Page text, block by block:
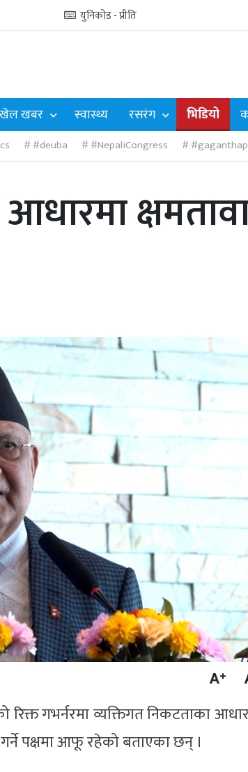
युनिकोड - प्रीति
खेल खबर स्वास्थ्य रसरंग भिडियो
#deuba #NepaliCongress
रिक्त गभर्नरमा व्यक्तिगत निकटताका
पक्षमा आफू रहेको बताएका छन् ।